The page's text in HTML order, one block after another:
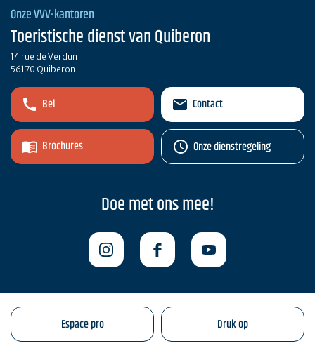
Onze VVV-kantoren
Toeristische dienst van Quiberon
14 rue de Verdun
56170 Quiberon
Bel
Brochures
Contact
Onze dienstregeling
Doe met ons mee!
Espace pro Druk op